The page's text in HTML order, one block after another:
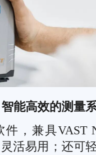
智能高效的测量
件，兼具VAST
活易用；还可